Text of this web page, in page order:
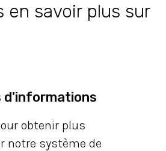
en savoir plus sur
d'informations
obtenir plus
notre système de